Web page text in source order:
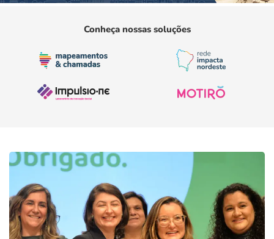
Conheça nossas soluções